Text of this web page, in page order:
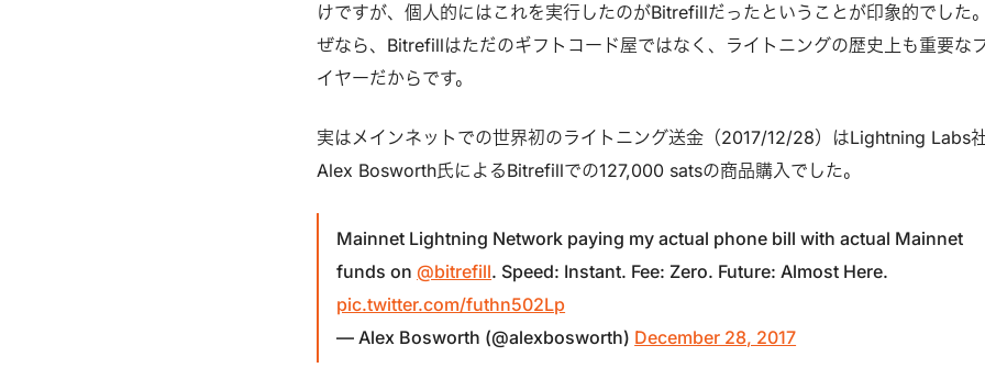
けですが、個人的にはこれを実行したのがBitrefillだったということが印象的でした
ぜなら、Bitrefillはただのギフトコード屋ではなく、ライトニングの歴史上も重要な
イヤーだからです。
実はメインネットでの世界初のライトニング送金（2017/12/28）はLightning Labs
Alex Bosworth氏によるBitrefillでの127,000 satsの商品購入でした。
Mainnet Lightning Network paying my actual phone bill with actual Mainnet
funds on @bitrefill. Speed: Instant. Fee: Zero. Future: Almost Here.
pic.twitter.com/futhn502Lp
— Alex Bosworth (@alexbosworth) December 28, 2017